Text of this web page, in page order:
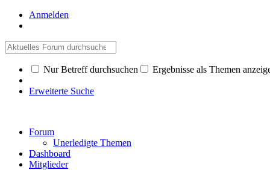
Anmelden
Nur Betreff durchsuchen Ergebnisse als Themen
Erweiterte Suche
Forum
Unerledigte Themen
Dashboard
Mitglieder